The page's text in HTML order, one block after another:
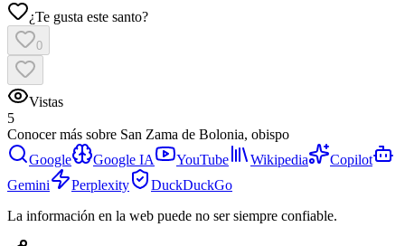
¿Te gusta este santo?
0
Vistas
5
Conocer más sobre San Zama de Bolonia, obispo
Google
Google IA YouTube Wikipedia
Copilot
Gemini
Perplexity
DuckDuckGo
La información en la web puede no ser siempre confiable.